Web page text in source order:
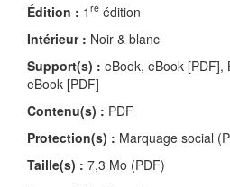
Édition : 1 re édition
Intérieur : Noir & blanc
Support(s) : eBook, eBook
eBook [PDF]
Contenu(s) : PDF
Protection(s) : Marquage social
Taille(s) : 7,3 Mo (PDF)